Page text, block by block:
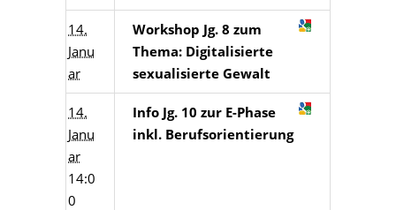
14.
Janu
ar
Workshop Jg. 8 zum
Thema: Digitalisierte
sexualisierte Gewalt
14.
Janu
ar
14:0
0
Info Jg. 10 zur E-Phase
inkl. Berufsorientierung